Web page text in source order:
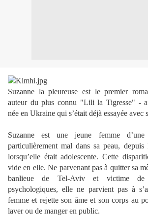
Suzanne la pleureuse est le premier
auteur du plus connu "Lili la Tigresse" -
née en Ukraine qui s’était déjà essayée avec
Suzanne est une jeune femme d’une
particulièrement mal dans sa peau,
lorsqu’elle était adolescente. Cette
vide en elle. Ne parvenant pas à quitter sa
banlieue de Tel-Aviv et victime de
psychologiques, elle ne parvient pas à
femme et rejette son âme et son corps au
laver ou de manger en public.